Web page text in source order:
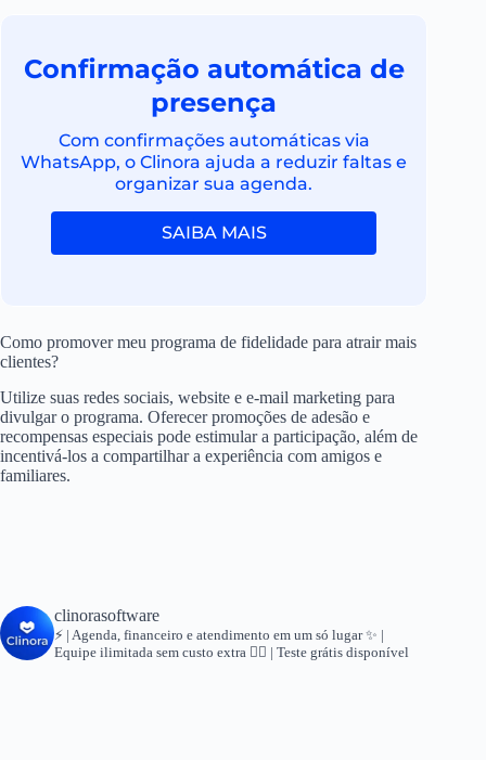
Confirmação automática de
presença
Com confirmações automáticas via
WhatsApp, o Clinora ajuda a reduzir faltas e
organizar sua agenda.
SAIBA MAIS
Como promover meu programa de fidelidade para atrair mais
clientes?
Utilize suas redes sociais, website e e-mail marketing para
divulgar o programa. Oferecer promoções de adesão e
recompensas especiais pode estimular a participação, além de
incentivá-los a compartilhar a experiência com amigos e
familiares.
clinorasoftware
⚡ | Agenda, financeiro e atendimento em um só lugar✨ |
Equipe ilimitada sem custo extra 👇🏻 | Teste grátis disponível